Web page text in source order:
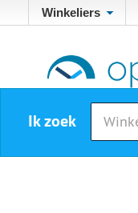
Winkeliers
Ik zoek